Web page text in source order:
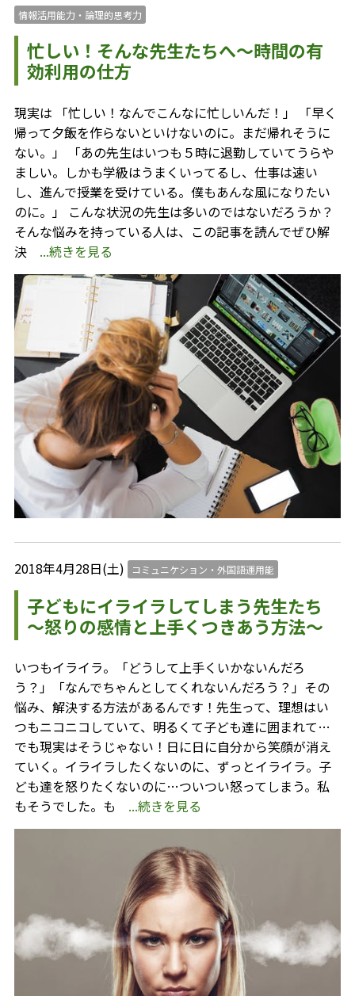
情報活用能力・論理的思考力
忙しい！そんな先生たちへ～時間の有
効利用の仕方
現実は 「忙しい！なんでこんなに忙しいんだ！」 「早く
帰って夕飯を作らないといけないのに。まだ帰れそうに
ない。」 「あの先生はいつも５時に退勤していてうらや
ましい。しかも学級はうまくいってるし、仕事は速い
し、進んで授業を受けている。僕もあんな風になりたい
のに。」 こんな状況の先生は多いのではないだろうか？
そんな悩みを持っている人は、この記事を読んでぜひ解
決 ...続きを見る
2018年4月28日(土) コミュニケション・外国語運用能
子どもにイライラしてしまう先生たち
～怒りの感情と上手くつきあう方法～
いつもイライラ。「どうして上手くいかないんだろ
う？」「なんでちゃんとしてくれないんだろう？」その
悩み、解決する方法があるんです！先生って、理想はい
つもニコニコしていて、明るくて子ども達に囲まれて…
でも現実はそうじゃない！日に日に自分から笑顔が消え
ていく。イライラしたくないのに、ずっとイライラ。子
ども達を怒りたくないのに…ついつい怒ってしまう。私
もそうでした。も ...続きを見る